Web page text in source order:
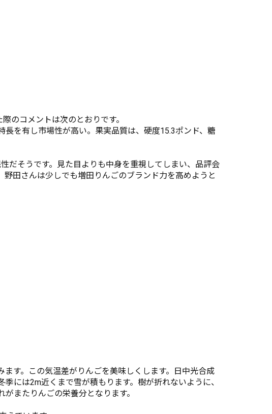
のコメントは次のとおりです。
長を有し市場性が高い。果実品質は、硬度15.3ポンド、糖
だそうです。見た目よりも中身を重視してしまい、品評会
田さんは少しでも増田りんごのブランド力を高めようと
す。この気温差がりんごを美味しくします。日中光合成
には2m近くまで雪が積もります。樹が折れないように、
またりんごの栄養分となります。